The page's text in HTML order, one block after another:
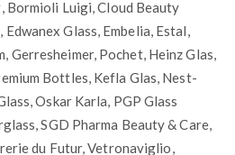
Bormioli Luigi, Cloud Beauty
Glass, Embelia, Estal,
Gerresheimer, Pochet, Heinz Glas,
Bottles, Kefla Glas, Nest-
Oskar Karla, PGP Glass
SGD Pharma Beauty & Care,
du Futur, Vetronaviglio,